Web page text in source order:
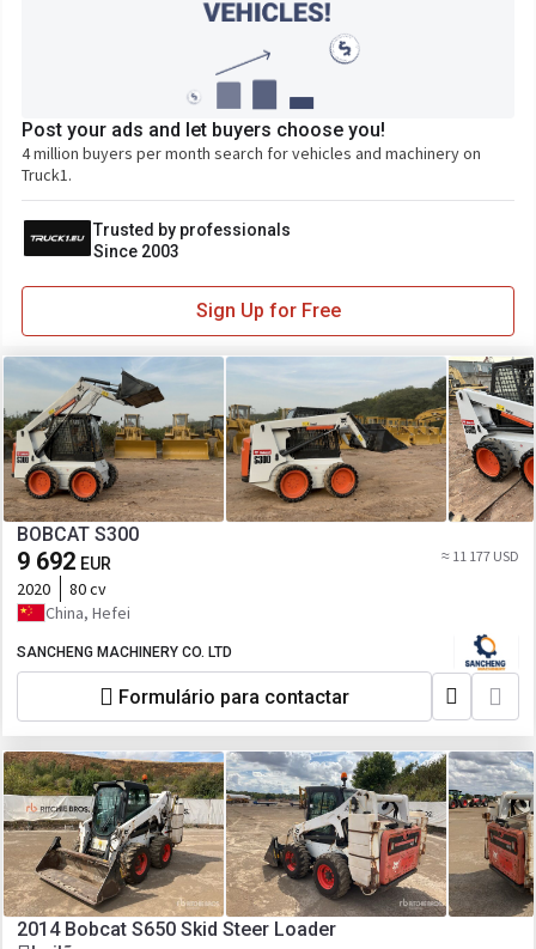
Post your ads and let buyers choose you!
4 million buyers per month search for vehicles and machinery on
Truck1.
Trusted by professionals
Since 2003
Sign Up for Free
BOBCAT S300
9 692 EUR ≈ 11 177 USD
2020
80 cv
China, Hefei
SANCHENG MACHINERY CO. LTD
Formulário para contactar
2014 Bobcat S650 Skid Steer Loader